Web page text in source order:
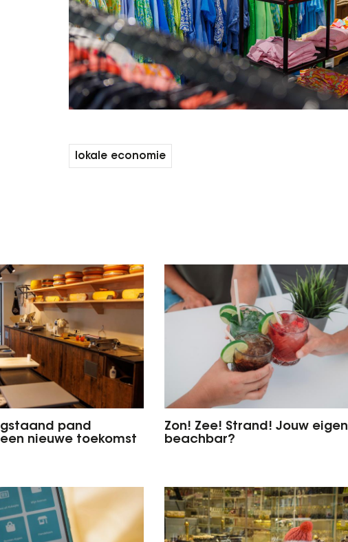
lokale economie
pand
nieuwe toekomst
Zon! Zee! Strand! Jouw eigen
beachbar?